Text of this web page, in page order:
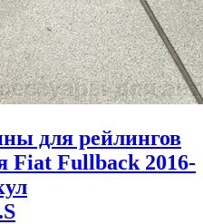
для рейлингов
Fiat Fullback 2016-